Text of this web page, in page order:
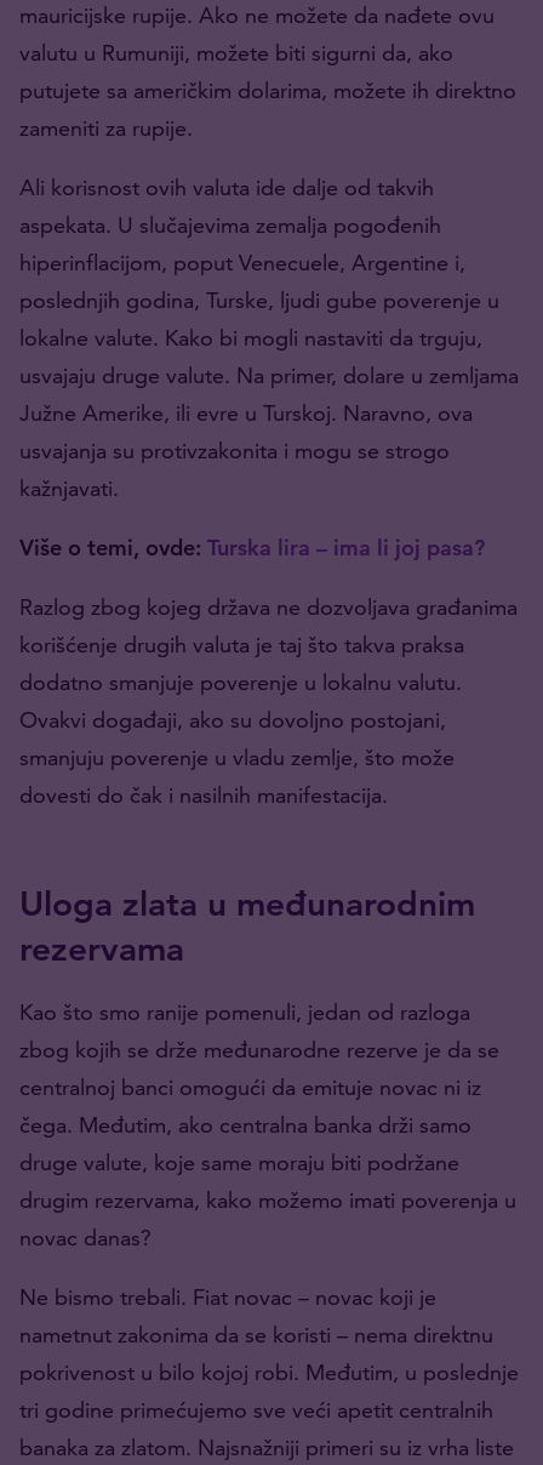
mauricijske rupije. Ako ne možete da nađete ovu
valutu u Rumuniji, možete biti sigurni da, ako
putujete sa američkim dolarima, možete ih direktno
zameniti za rupije.
Ali korisnost ovih valuta ide dalje od takvih
aspekata. U slučajevima zemalja pogođenih
hiperinflacijom, poput Venecuele, Argentine i,
poslednjih godina, Turske, ljudi gube poverenje u
lokalne valute. Kako bi mogli nastaviti da trguju,
usvajaju druge valute. Na primer, dolare u zemljama
Južne Amerike, ili evre u Turskoj. Naravno, ova
usvajanja su protivzakonita i mogu se strogo
kažnjavati.
Više o temi, ovde: Turska lira – ima li joj pasa?
Razlog zbog kojeg država ne dozvoljava građanima
korišćenje drugih valuta je taj što takva praksa
dodatno smanjuje poverenje u lokalnu valutu.
Ovakvi događaji, ako su dovoljno postojani,
smanjuju poverenje u vladu zemlje, što može
dovesti do čak i nasilnih manifestacija.
Uloga zlata u međunarodnim
rezervama
Kao što smo ranije pomenuli, jedan od razloga
zbog kojih se drže međunarodne rezerve je da se
centralnoj banci omogući da emituje novac ni iz
čega. Međutim, ako centralna banka drži samo
druge valute, koje same moraju biti podržane
drugim rezervama, kako možemo imati poverenja u
novac danas?
Ne bismo trebali. Fiat novac – novac koji je
nametnut zakonima da se koristi – nema direktnu
pokrivenost u bilo kojoj robi. Međutim, u poslednje
tri godine primećujemo sve veći apetit centralnih
banaka za zlatom. Najsnažniji primeri su iz vrha liste